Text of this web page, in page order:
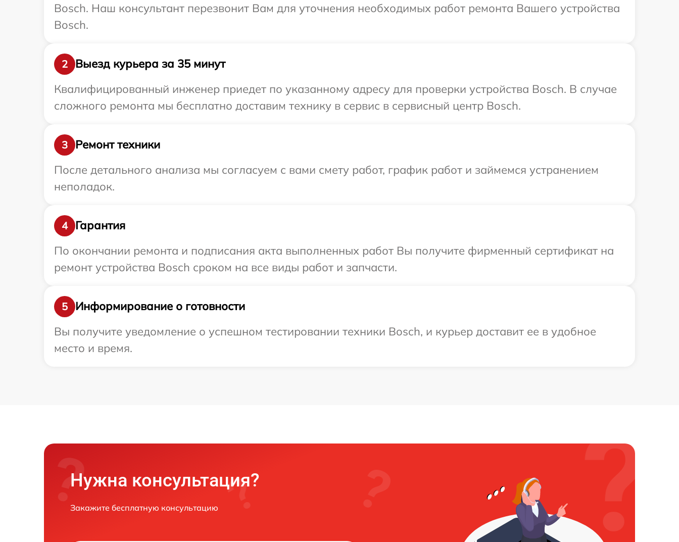
Bosch. Наш консультант перезвонит Вам для уточнения необходимых работ ремонта Вашего устройства
Bosch.
2
Выезд курьера за 35 минут
Квалифицированный инженер приедет по указанному адресу для проверки устройства Bosch. В случае
сложного ремонта мы бесплатно доставим технику в сервис в сервисный центр Bosch.
3
Ремонт техники
После детального анализа мы согласуем с вами смету работ, график работ и займемся устранением
неполадок.
4
Гарантия
По окончании ремонта и подписания акта выполненных работ Вы получите фирменный сертификат на
ремонт устройства Bosch сроком на все виды работ и запчасти.
5
Информирование о готовности
Вы получите уведомление о успешном тестировании техники Bosch, и курьер доставит ее в удобное
место и время.
Нужна консультация?
Закажите бесплатную консультацию